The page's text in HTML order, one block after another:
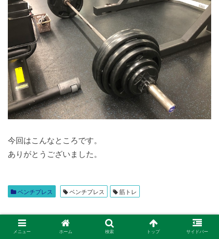
今回はこんなところです。
ありがとうございました。
ベンチプレス ベンチプレス 筋トレ
シェアする
メニュー ホーム 検索 トップ サイドバー